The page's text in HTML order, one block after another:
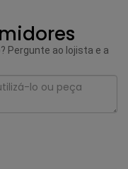
Pergunte ao lojista e a